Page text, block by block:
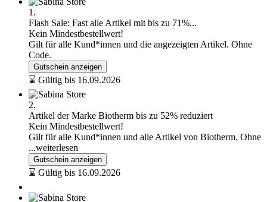
1.
Flash Sale: Fast alle Artikel mit bis zu 71%...
Kein Mindestbestellwert!
Gilt für alle Kund*innen und die angezeigten Artikel. Ohne
Code.
Gutschein anzeigen
⌛ Gültig bis 16.09.2026
2.
Artikel der Marke Biotherm bis zu 52% reduziert
Kein Mindestbestellwert!
Gilt für alle Kund*innen und alle Artikel von Biotherm. Ohne
...weiterlesen
Gutschein anzeigen
⌛ Gültig bis 16.09.2026